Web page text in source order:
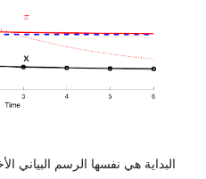
البداية هي نفسها الرسم البياني